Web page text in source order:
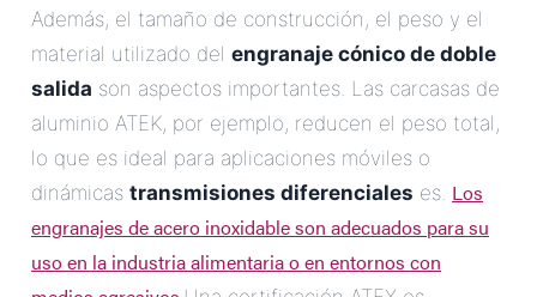
Además, el tamaño de construcción, el peso y el
material utilizado del engranaje cónico de doble
salida son aspectos importantes. Las carcasas de
aluminio ATEK, por ejemplo, reducen el peso total,
lo que es ideal para aplicaciones móviles o
dinámicas transmisiones diferenciales es. Los
engranajes de acero inoxidable son adecuados para su
uso en la industria alimentaria o en entornos con